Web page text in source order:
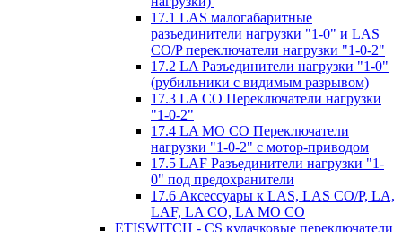
17.1 LAS малогабаритные
разъединители нагрузки "1-0" и LAS
CO/P переключатели нагрузки "1-0-2"
17.2 LA Разъединители нагрузки "1-0"
(рубильники с видимым разрывом)
17.3 LA CO Переключатели нагрузки
"1-0-2"
17.4 LA MO CO Переключатели
нагрузки "1-0-2" с мотор-приводом
17.5 LAF Разъединители нагрузки "1-
0" под предохранители
17.6 Аксессуары к LAS, LAS CO/P, LA,
LAF, LA CO, LA MO CO
ETISWITCH - CS кулачковые переключатели